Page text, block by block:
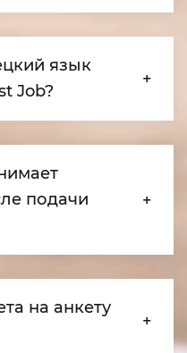
язык
Job?
подачи
на анкету